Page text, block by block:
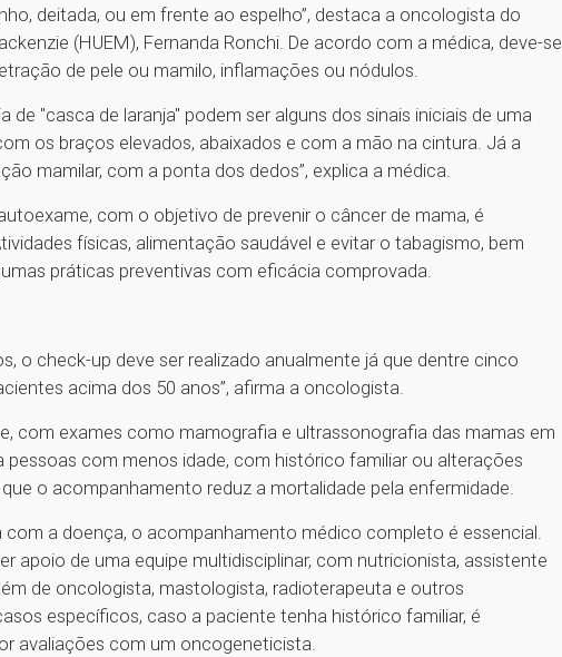
deitada, ou em frente ao espelho”, destaca a oncologista do
(HUEM), Fernanda Ronchi. De acordo com a médica, deve-se
de pele ou mamilo, inflamações ou nódulos.
de "casca de laranja" podem ser alguns dos sinais iniciais de uma
os braços elevados, abaixados e com a mão na cintura. Já a
mamilar, com a ponta dos dedos”, explica a médica.
com o objetivo de prevenir o câncer de mama, é
físicas, alimentação saudável e evitar o tabagismo, bem
práticas preventivas com eficácia comprovada.
o check-up deve ser realizado anualmente já que dentre cinco
acima dos 50 anos”, afirma a oncologista.
com exames como mamografia e ultrassonografia das mamas em
pessoas com menos idade, com histórico familiar ou alterações
o acompanhamento reduz a mortalidade pela enfermidade.
a doença, o acompanhamento médico completo é essencial.
apoio de uma equipe multidisciplinar, com nutricionista, assistente
de oncologista, mastologista, radioterapeuta e outros
específicos, caso a paciente tenha histórico familiar, é
avaliações com um oncogeneticista.